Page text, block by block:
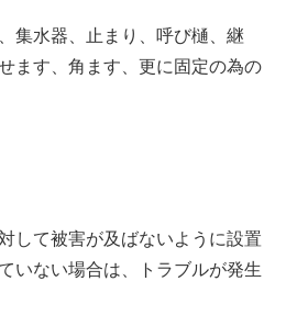
集水器、止まり、呼び樋、継
ます、角ます、更に固定の為の
して被害が及ばないように設置
いない場合は、トラブルが発生